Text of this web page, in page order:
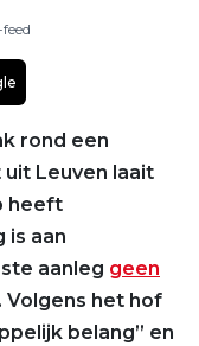
rond een
Leuven laait
heeft
is aan
aanleg geen
. Volgens het hof
belang” en